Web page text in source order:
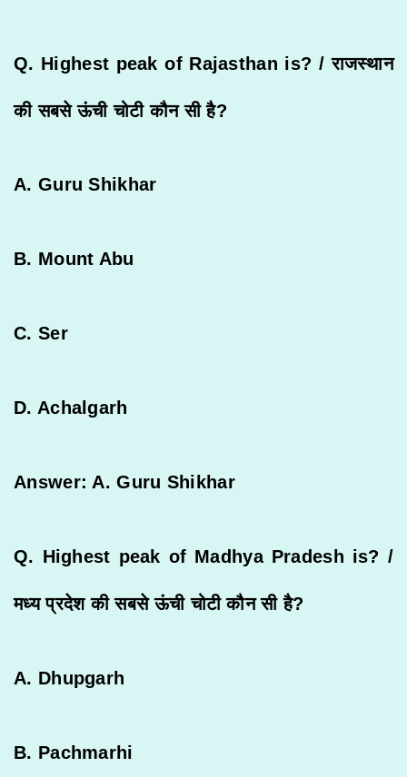
Q. Highest peak of Rajasthan is? /राजस्थान
की सबसे ऊंची चोटी कौन सी है?
A. Guru Shikhar
B. Mount Abu
C. Ser
D. Achalgarh
Answer: A. Guru Shikhar
Q. Highest peak of Madhya Pradesh is? /
मध्य प्रदेश की सबसे ऊंची चोटी कौन सी है?
A. Dhupgarh
B. Pachmarhi